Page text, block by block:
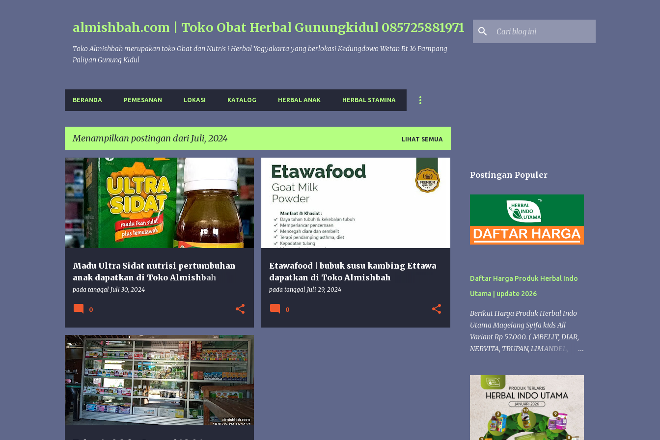
almishbah.com | Toko Obat Herbal Gunungkidul 085725881971
Toko Almishbah merupakan toko Obat dan Nutris i Herbal Yogyakarta yang berlokasi Kedungdowo Wetan Rt 16 Pampang
Paliyan Gunung Kidul
BERANDA PEMESANAN LOKASI KATALOG HERBAL ANAK HERBAL STAMINA
Menampilkan postingan dari Juli, 2024 LIHAT SEMUA
P
o
s
t
n
g
a
Madu Ultra Sidat nutrisi pertumbuhan
anak dapatkan di Toko Almishbah
Gunungkidul
pada tanggal Juli 30, 2024
HARAMAIN FOOD MADU ANAK MADU ULTRA SIDAT
+
PERTUMBUHAN
0
Etawafood | bubuk susu kambing Ettawa
dapatkan di Toko Almishbah
Gunungkidul
pada tanggal Juli 29, 2024
ETAWA ETAWAFOOD SUSU KAMBING +
SUSU KAMBING GUNUNGKIDUL
0
GENITEM PINDAH TOKO HERBAL GUNUNG KIDUL +
TOKO HERBAL PAMPANG
Postingan Populer
Daftar Harga Produk Herbal Indo
Utama | update 2026
Berikut Harga Produk Herbal Indo
Utama Magelang Syifa kids All
Variant Rp 57.000. ( MBELIT, DIAR,
NERVITA, TRUPAN, LIMANDEL,
VITANGIN, FLUBA). kECUALI Syifaa
kids Propolis Rp 68.000 Produk
Herbal formulasi Diacarehiu | Rp.
74.000 (Herbal untuk Diabetes )
Gastrohiu | Rp. 68.000 (Herbal